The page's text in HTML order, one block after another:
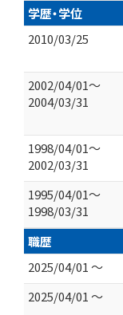
学歴・学位
2010/03/25
2002/04/01～
2004/03/31
1998/04/01～
2002/03/31
1995/04/01～
1998/03/31
職歴
2025/04/01 ～
2025/04/01 ～